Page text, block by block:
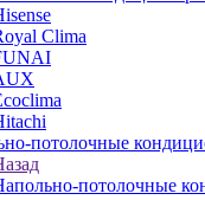
Clima
потолочные
потолочные